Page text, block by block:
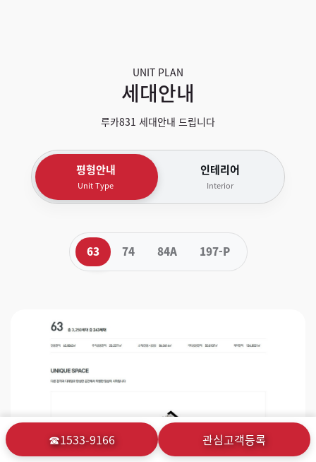
UNIT PLAN
세대안내
루카831 세대안내 드립니다
평형안내
Unit Type
인테리어
Interior
63 74 84A 197-P
☎1533-9166 관심고객등록